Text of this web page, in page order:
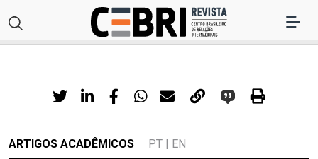
ARTIGOS ACADÊMICOS PT | EN